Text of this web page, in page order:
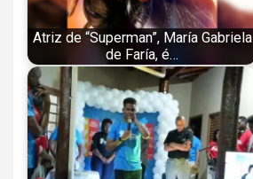
Atriz de “Superman”, María Gabriela
de Faría, é…